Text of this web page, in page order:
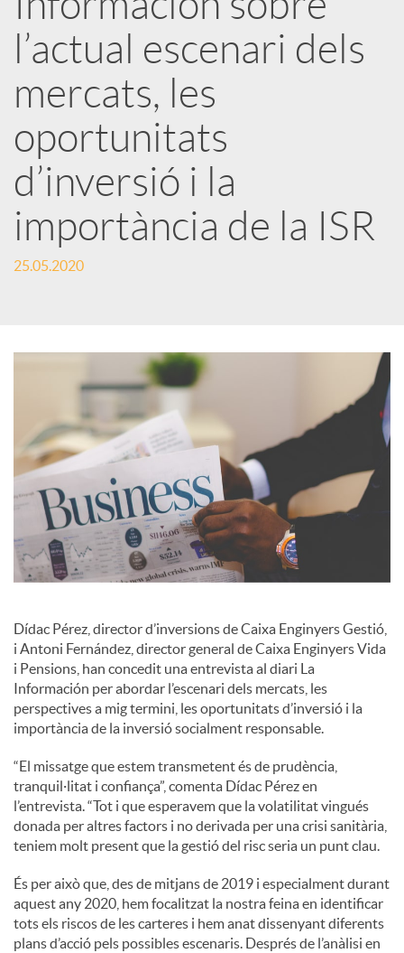
c
a
d
o
r
d
c
o
n
t
i
n
g
u
t
l’actual escenari dels
mercats, les
oportunitats
d’inversió i la
importància de la ISR
25.05.2020
Dídac Pérez, director d’inversions de Caixa Enginyers Gestió,
i Antoni Fernández, director general de Caixa Enginyers Vida
i Pensions, han concedit una entrevista al diari La
Información per abordar l’escenari dels mercats, les
perspectives a mig termini, les oportunitats d’inversió i la
importància de la inversió socialment responsable.
“El missatge que estem transmetent és de prudència,
tranquil·litat i confiança”, comenta Dídac Pérez en
l’entrevista. “Tot i que esperavem que la volatilitat vingués
donada per altres factors i no derivada per una crisi sanitària,
teniem molt present que la gestió del risc seria un punt clau.
És per això que, des de mitjans de 2019 i especialment durant
aquest any 2020, hem focalitzat la nostra feina en identificar
tots els riscos de les carteres i hem anat dissenyant diferents
plans d’acció pels possibles escenaris. Després de l’anàlisi en